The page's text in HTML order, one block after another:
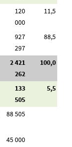
120
000
11,5
927
297
88,5
2 421
262
100,0
133
505
5,5
88 505
45 000